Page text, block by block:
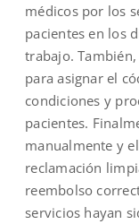
médicos por los
pacientes en los
trabajo.
para asignar el
condiciones y
pacientes.
manualmente y
reclamación
reembolso
servicios hayan